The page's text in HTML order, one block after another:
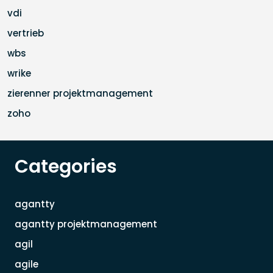
vdi
vertrieb
wbs
wrike
zierenner projektmanagement
zoho
Categories
agantty
agantty projektmanagement
agil
agile